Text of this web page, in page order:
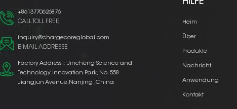
+8613770626876
CALL TOLL FREE
inquiry@chargecoreglobal.com
E-MAIL-ADDRESSE
Factory Address：Jincheng Science and
Technology Innovation Park, No. 558
Jiangjun Avenue,Nanjing ,China
HILFE
Heim
Über
Produkte
Nachricht
Anwendung
Kontakt